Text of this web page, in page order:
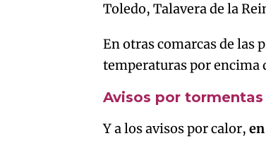
Toledo, Talavera de la
En otras comarcas de las
temperaturas por encima
Avisos por
Y a los avisos por calor,